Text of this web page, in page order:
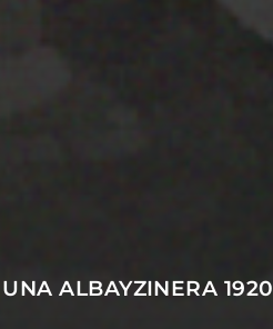
ALBAYZINERA 1920